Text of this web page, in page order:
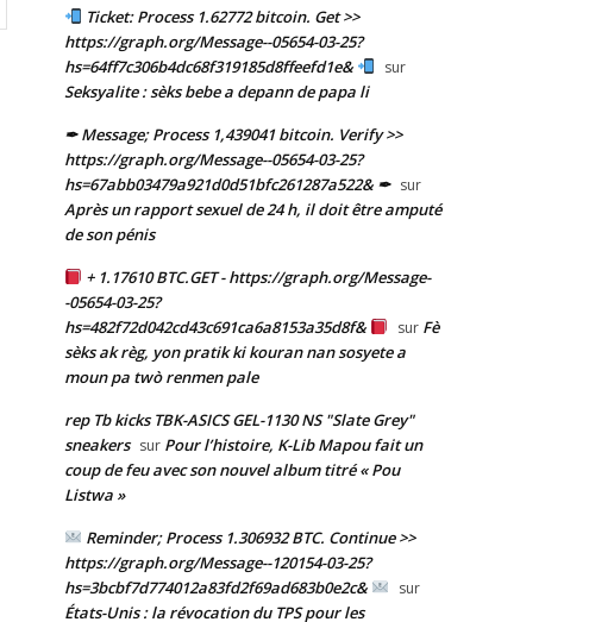
:
Ticket: Process 1.62772 bitcoin. Get >>
https://graph.org/Message--05654-03-25?
hs=64ff7c306b4dc68f319185d8ffeefd1e&
sur
Seksyalite : sèks bebe a depann de papa li
✒ Message; Process 1,439041 bitcoin. Verify >>
https://graph.org/Message--05654-03-25?
hs=67abb03479a921d0d51bfc261287a522& ✒ sur
Après un rapport sexuel de 24 h, il doit être amputé
de son pénis
+ 1.17610 BTC.GET - https://graph.org/Message-
-05654-03-25?
hs=482f72d042cd43c691ca6a8153a35d8f&
sur Fè
sèks ak règ, yon pratik ki kouran nan sosyete a
moun pa twò renmen pale
rep Tb kicks TBK-ASICS GEL-1130 NS "Slate Grey"
sneakers sur Pour l’histoire, K-Lib Mapou fait un
coup de feu avec son nouvel album titré « Pou
Listwa »
Reminder; Process 1.306932 BTC. Continue >>
https://graph.org/Message--120154-03-25?
hs=3bcbf7d774012a83fd2f69ad683b0e2c&
sur
États-Unis : la révocation du TPS pour les